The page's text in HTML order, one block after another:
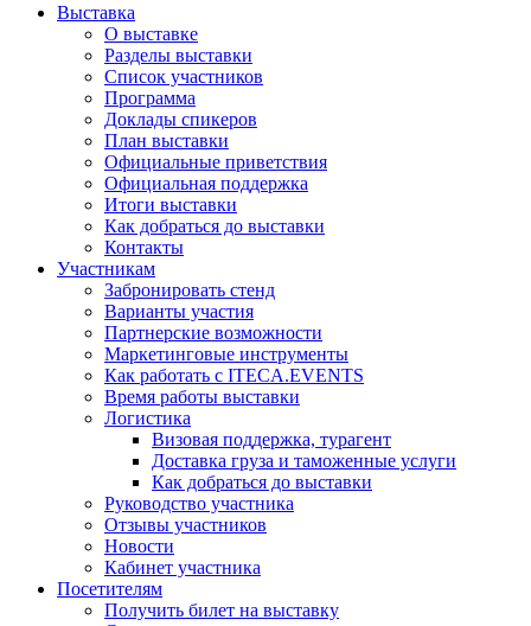
Выставка
О выставке
Разделы выставки
Список участников
Программа
Доклады спикеров
План выставки
Официальные приветствия
Официальная поддержка
Итоги выставки
Как добраться до выставки
Контакты
Участникам
Забронировать стенд
Варианты участия
Партнерские возможности
Маркетинговые инструменты
Как работать с ITECA.EVENTS
Время работы выставки
Логистика
Визовая поддержка, турагент
Доставка груза и таможенные услуги
Как добраться до выставки
Руководство участника
Отзывы участников
Новости
Кабинет участника
Посетителям
Получить билет на выставку